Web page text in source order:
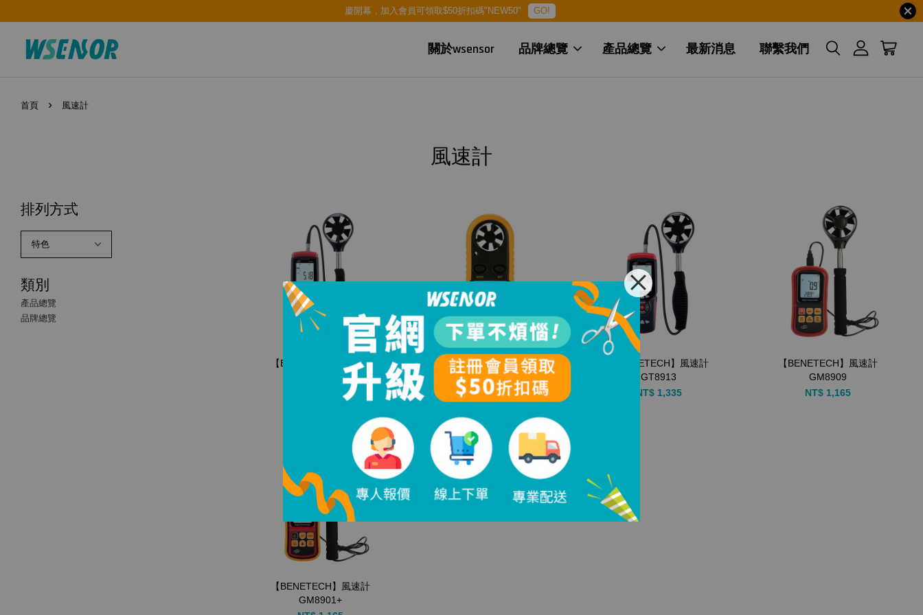
慶開幕，加入會員可領取$50折扣碼"NEW50" GO!
關於wsensor 品牌總覽 產品總覽 最新消息 聯繫我們
首頁 › 風速計
風速計
排列方式
類別
產品總覽
品牌總覽
【BENETECH】風速計
起
【BENETECH】風速計
GM816
NT$ 330
【BENETECH】風速計
GT8913
NT$ 1,335
【BENETECH】風速計
GM8909
NT$ 1,165
【BENETECH】風速計
GM8901+